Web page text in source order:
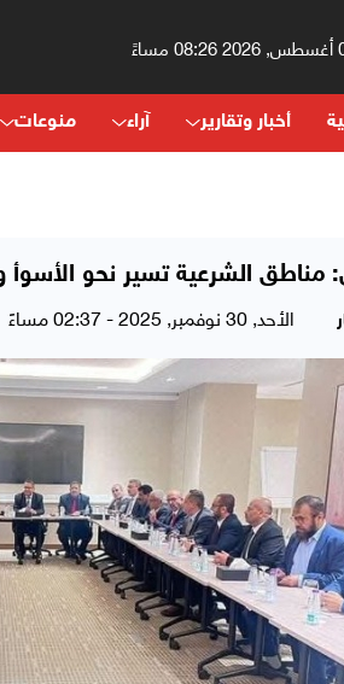
أخبار وتقارير آراء منوعات
مناطق الشرعية تسير نحو
الأحد, 30 نوفمبر, 2025 - 02:37 مساءً